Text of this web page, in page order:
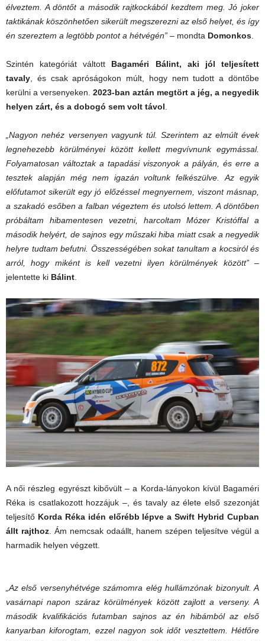
élveztem. A döntőt a második rajtkockából kezdtem meg. Jó joker
taktikának köszönhetően sikerült megszerezni az első helyet, és így
én szereztem a legtöbb pontot a hétvégén” – mondta Domonkos
Szintén kategóriát váltott Bagaméri Bálint, aki jól teljesített
tavaly , és csak apróságokon múlt, hogy nem tudott a döntőbe
kerülni a versenyeken. 2023-ban aztán megtört a jég, a negyedik
helyen zárt, és a dobogó sem volt távol
Nagyon nehéz versenyen vagyunk túl. Szerintem az elmúlt évek
legnehezebb körülményei között kellett megvívnunk egymással.
Folyamatosan változtak a tapadási viszonyok a pályán, és erre a
tesztek alapján még nem igazán voltunk felkészülve. Az egyik
előfutamot sikerült egy jó előzéssel megnyernem, viszont másnap,
a szakadó esőben a falban végeztem és utolsó lettem. A döntőben
próbáltam hibamentesen vezetni, harcoltam Mózer Kristóffal a
második helyért, de sajnos egy műszaki hiba miatt csak a negyedik
helyre tudtam befutni. Összességében sokat tanultam a kocsiról és
arról, hogy miként is kell vezetni ilyen körülmények között”–
jelentette ki Bálint
A női részleg egyrészt kibővült – a Korda-lányokon kívül Bagaméri
Réka is csatlakozott hozzájuk –, és tavaly az élete első szezonját
teljesítő Korda Réka idén előrébb lépve a Swift Hybrid Cupban
állt rajthoz. Ám nemcsak odaállt, hanem szépen teljesítve végül a
harmadik helyen végzett.
„Az első versenyhétvége számomra elég hullámzónak bizonyult. A
vasárnapi napon száraz körülmények között zajlott a verseny. A
második kvalifikációs futamban sajnos az én hibámból az első
kanyarban kiforogtam, ezzel nagyon sok időt vesztettem. Hétfőre